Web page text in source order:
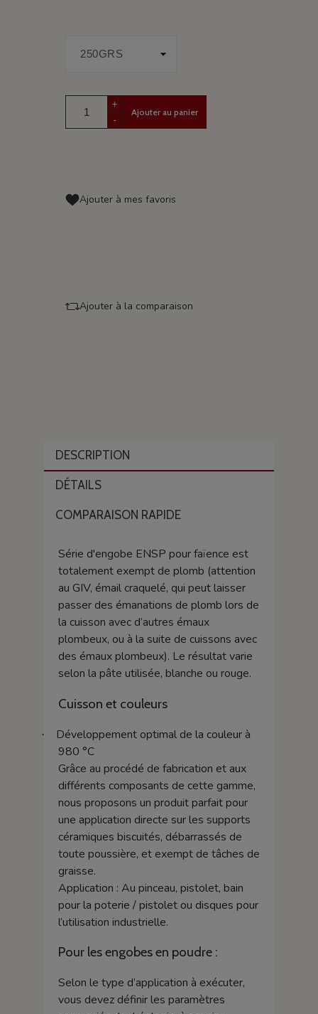
+
-
Ajouter au panier
Ajouter à mes favoris
Ajouter à la comparaison
DESCRIPTION
DÉTAILS
COMPARAISON RAPIDE
Série d'engobe ENSP pour faïence est
totalement exempt de plomb (attention
au GIV, émail craquelé, qui peut laisser
passer des émanations de plomb lors de
la cuisson avec d’autres émaux
plombeux, ou à la suite de cuissons avec
des émaux plombeux). Le résultat varie
selon la pâte utilisée, blanche ou rouge.
Cuisson et couleurs
·
Développement optimal de la couleur à
980 °C
Grâce au procédé de fabrication et aux
différents composants de cette gamme,
nous proposons un produit parfait pour
une application directe sur les supports
céramiques biscuités, débarrassés de
toute poussière, et exempt de tâches de
graisse.
Application : Au pinceau, pistolet, bain
pour la poterie / pistolet ou disques pour
l’utilisation industrielle.
Pour les engobes en poudre :
Selon le type d’application à exécuter,
vous devez définir les paramètres